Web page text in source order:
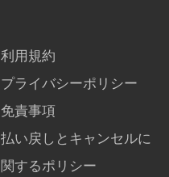
利用規約
プライバシーポリシー
免責事項
払い戻しとキャンセルに
関するポリシー